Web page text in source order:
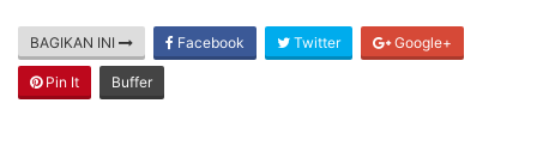
BAGIKAN INI Facebook Twitter Google+
Pin It Buffer